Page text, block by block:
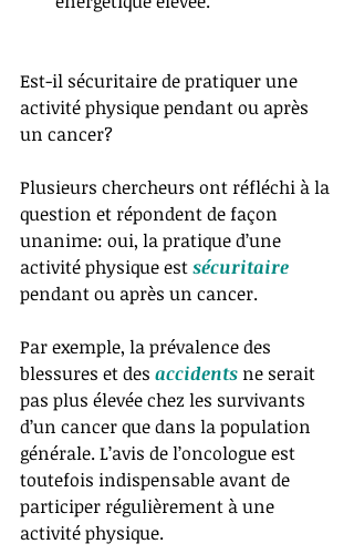
Est-il sécuritaire de pratiquer une
activité physique pendant ou après
un cancer?
Plusieurs chercheurs ont réfléchi à la
question et répondent de façon
unanime: oui, la pratique d’une
activité physique est sécuritaire
pendant ou après un cancer.
Par exemple, la prévalence des
blessures et des accidents ne serait
pas plus élevée chez les survivants
d’un cancer que dans la population
générale. L’avis de l’oncologue est
toutefois indispensable avant de
participer régulièrement à une
activité physique.